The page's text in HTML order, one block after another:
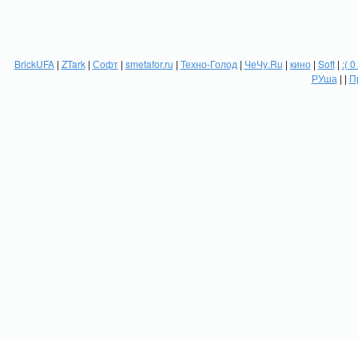
BrickUFA| ZTark| Софт| smetafor.ru | Техно-Голод | ЧеЧу.Ru | кино| Soft| :(
РУша | |